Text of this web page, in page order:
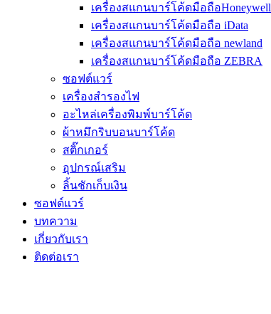
เครื่องสแกนบาร์โค้ดมือถือHoneywell
เครื่องสแกนบาร์โค้ดมือถือ iData
เครื่องสแกนบาร์โค้ดมือถือ newland
เครื่องสแกนบาร์โค้ดมือถือ ZEBRA
ซอฟต์แวร์
เครื่องสำรองไฟ
อะไหล่เครื่องพิมพ์บาร์โค้ด
ผ้าหมึกริบบอนบาร์โค้ด
สติ๊กเกอร์
อุปกรณ์เสริม
ลิ้นชักเก็บเงิน
ซอฟต์แวร์
บทความ
เกี่ยวกับเรา
ติดต่อเรา